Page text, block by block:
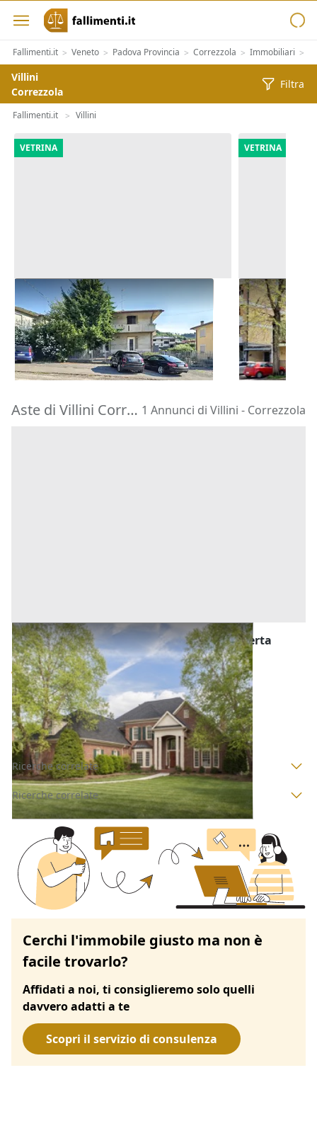
Fallimenti.it > Veneto > Padova Provincia > Correzzola > Immobiliari >
Villini
Correzzola
Filtra
Fallimenti.it > Villini
VETRINA
Asta Casa indipendente con corte
pertinenziale
Barbarano Mossano (Vicenza)
180.000 €
22/10/2026
VETRINA
Asta
Faenza
322.500 €
11/09/2026
Aste di Villini Correzzola 1 Annunci di Villini - Correzzola
Asta Villino con mansarda e terrazza scoperta
Correzzola (Padova)
Offerta minima
47.250 € 63.000 €
Codice asta:AI3383544
Asta chiusa
Ricerche correlate
Ricerche correlate
Cerchi l'immobile giusto ma non è
facile trovarlo?
Affidati a noi, ti consiglieremo solo quelli
davvero adatti a te
Scopri il servizio di consulenza